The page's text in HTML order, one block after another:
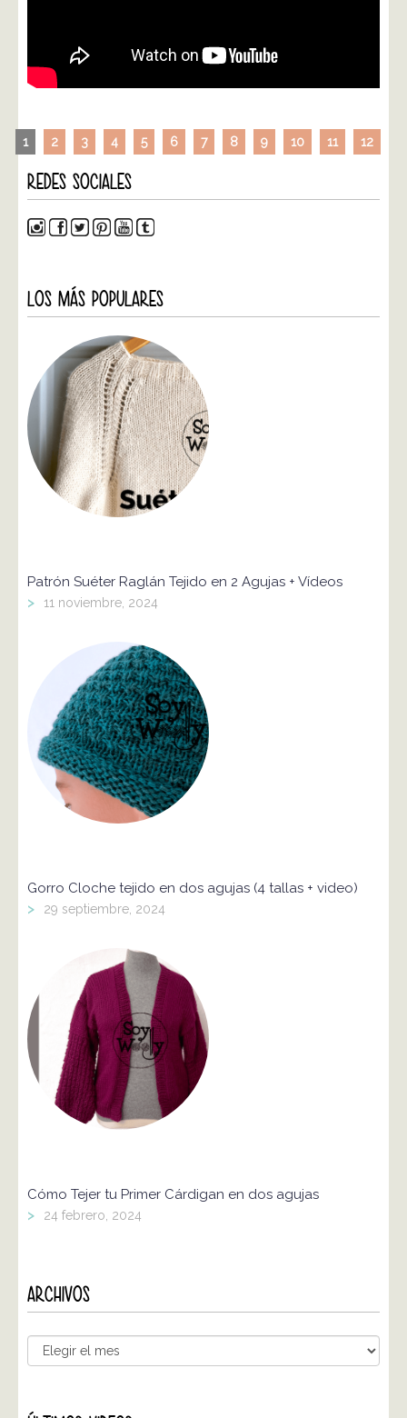
1 2 3 4 5 6 7 8 9 10 11 12
REDES SOCIALES
LOS MÁS POPULARES
Patrón Suéter Raglán Tejido en 2 Agujas + Vídeos
> 11 noviembre, 2024
Gorro Cloche tejido en dos agujas (4 tallas + video)
> 29 septiembre, 2024
Cómo Tejer tu Primer Cárdigan en dos agujas
> 24 febrero, 2024
ARCHIVOS